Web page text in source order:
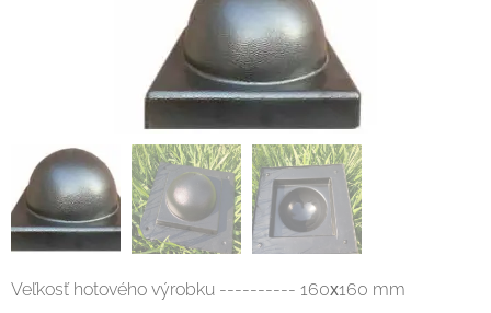
Veľkosť hotového výrobku ---------- 160х160 mm